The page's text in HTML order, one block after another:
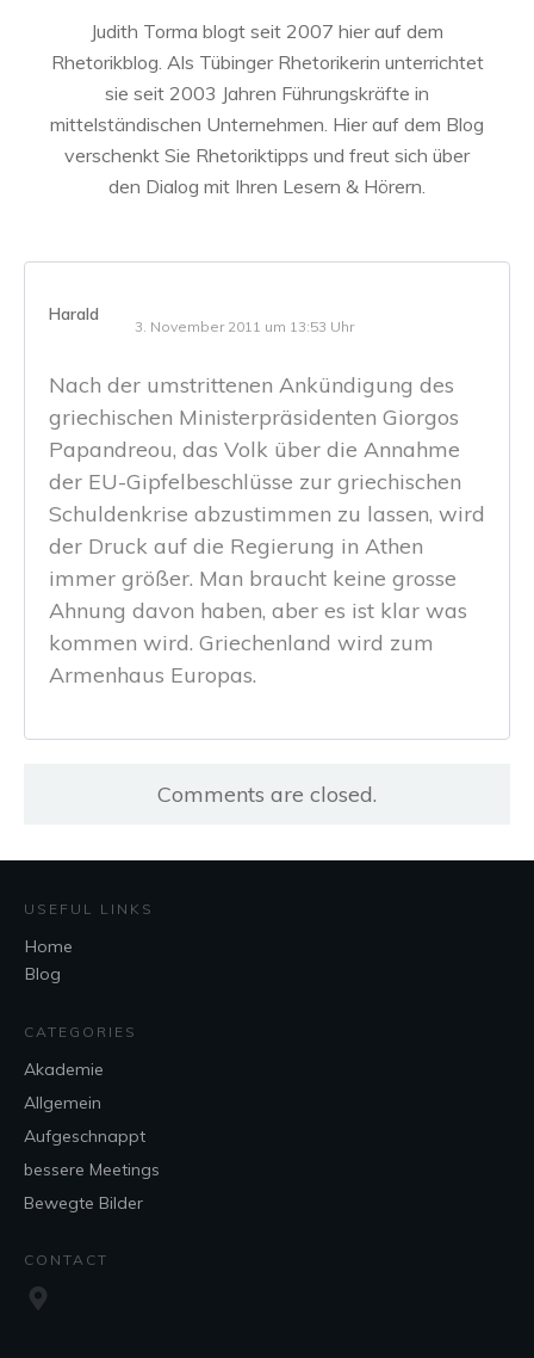
Judith Torma blogt seit 2007 hier auf dem
Rhetorikblog. Als Tübinger Rhetorikerin unterrichtet
sie seit 2003 Jahren Führungskräfte in
mittelständischen Unternehmen. Hier auf dem Blog
verschenkt Sie Rhetoriktipps und freut sich über
den Dialog mit Ihren Lesern & Hörern.
Harald
3. November 2011 um 13:53 Uhr
Nach der umstrittenen Ankündigung des
griechischen Ministerpräsidenten Giorgos
Papandreou, das Volk über die Annahme
der EU-Gipfelbeschlüsse zur griechischen
Schuldenkrise abzustimmen zu lassen, wird
der Druck auf die Regierung in Athen
immer größer. Man braucht keine grosse
Ahnung davon haben, aber es ist klar was
kommen wird. Griechenland wird zum
Armenhaus Europas.
Comments are closed.
USEFUL LINKS
Home
Blog
CATEGORIES
Akademie
Allgemein
Aufgeschnappt
bessere Meetings
Bewegte Bilder
CONTACT